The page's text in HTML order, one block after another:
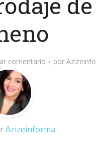
comentario por
Azizeinforma